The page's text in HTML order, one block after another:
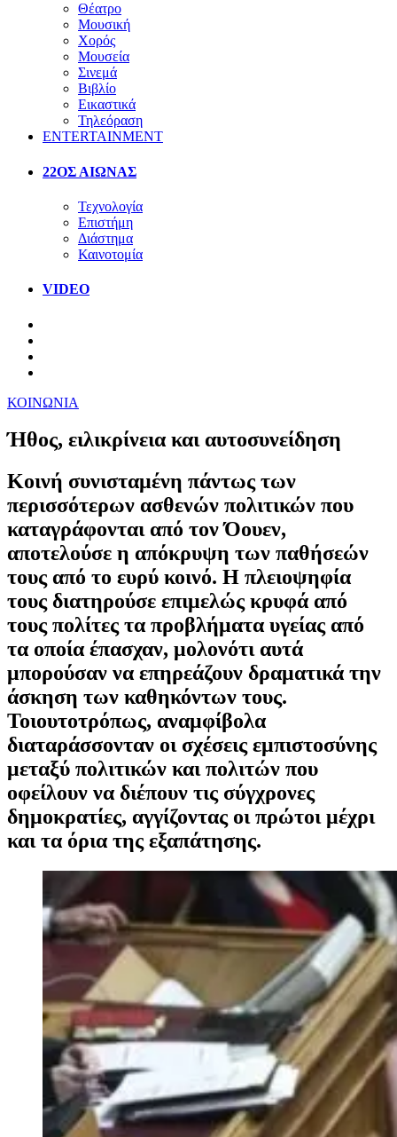
Θέατρο
Μουσική
Χορός
Μουσεία
Σινεμά
Βιβλίο
Εικαστικά
Τηλεόραση
ENTERTAINMENT
22ΟΣ ΑΙΩΝΑΣ
Τεχνολογία
Επιστήμη
Διάστημα
Καινοτομία
VIDEO
ΚΟΙΝΩΝΙΑ
Ήθος, ειλικρίνεια και αυτοσυνείδηση
Κοινή συνισταμένη πάντως των
περισσότερων ασθενών πολιτικών που
καταγράφονται από τον Όουεν,
αποτελούσε η απόκρυψη των παθήσεών
τους από το ευρύ κοινό. Η πλειοψηφία
τους διατηρούσε επιμελώς κρυφά από
τους πολίτες τα προβλήματα υγείας από
τα οποία έπασχαν, μολονότι αυτά
μπορούσαν να επηρεάζουν δραματικά την
άσκηση των καθηκόντων τους.
Τοιουτοτρόπως, αναμφίβολα
διαταράσσονταν οι σχέσεις εμπιστοσύνης
μεταξύ πολιτικών και πολιτών που
οφείλουν να διέπουν τις σύγχρονες
δημοκρατίες, αγγίζοντας οι πρώτοι μέχρι
και τα όρια της εξαπάτησης.